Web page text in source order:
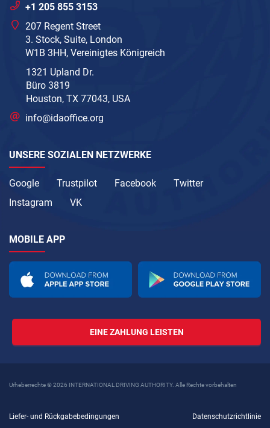
+1 205 855 3153
207 Regent Street
3. Stock, Suite, London
W1B 3HH, Vereinigtes Königreich
1321 Upland Dr.
Büro 3819
Houston, TX 77043, USA
info@idaoffice.org
UNSERE SOZIALEN NETZWERKE
Google Trustpilot Facebook
Twitter
Instagram
VK
MOBILE APP
EINE ZAHLUNG LEISTEN
Urheberrechte © 2026 INTERNATIONAL DRIVING AUTHORITY. Alle Rechte vorbehalten
Liefer- und Rückgabebedingungen Datenschutzrichtlinie